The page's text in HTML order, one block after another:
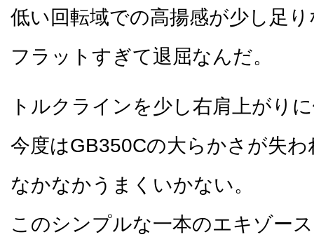
低い回転域での高揚感が少し足
フラットすぎて退屈なんだ。
トルクラインを少し右肩上がり
今度はGB350Cの大らかさが失
なかなかうまくいかない。
このシンプルな一本のエキゾー